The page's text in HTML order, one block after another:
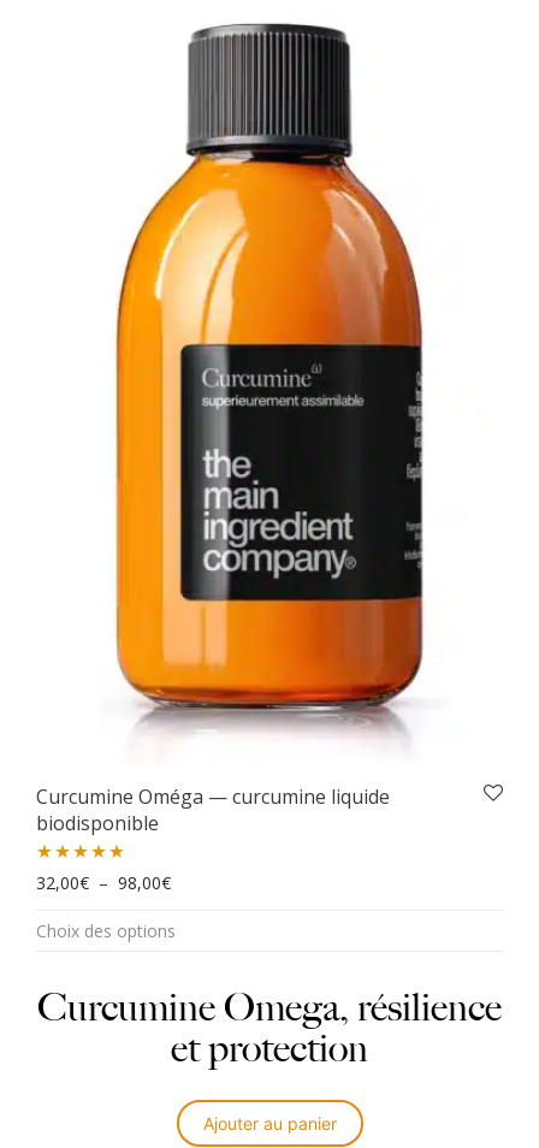
Curcumine Oméga — curcumine liquide
biodisponible
Note5.00
32,00€ – 98,00€Plage de prix : 32,00€ à 98,00€
Choix des options
produit
variations.
Curcumine Omega, résilience
et protection
Ajouter au panier